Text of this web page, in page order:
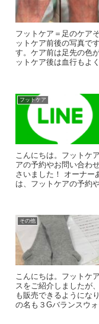
フットケア＝足のケア
ットケア前後の写真で
す。ケア前は足先の色
ットケア後は血行もよ
フットケア
こんにちは。フットケ
アの予約やお問い合わ
さいました！ オーナー
は、フットケアの予約や
その他
こんにちは。フットケ
スをご紹介しましたが
も販売できるようにな
の名も３Gバランスウォ